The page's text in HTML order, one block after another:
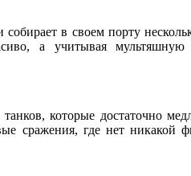
в своем порту
а учитывая мультяшную
которые достаточно
сражения, где нет